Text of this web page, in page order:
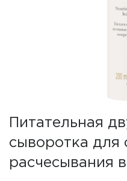
Питательная
сыворотка для
расчесывания